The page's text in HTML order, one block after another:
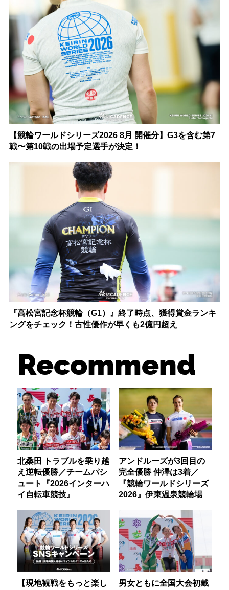
【競輪ワールドシリーズ2026 8月 開催分】G3を含む第7
戦〜第10戦の出場予定選手が決定！
『高松宮記念杯競輪（G1）』終了時点、獲得賞金ランキ
ングをチェック！古性優作が早くも2億円超え
Recommend
北桑田 トラブルを乗り越
え逆転優勝／チームパシ
ュート『2026インターハ
イ自転車競技』
アンドルーズが3回目の
完全優勝 仲澤は3着／
『競輪ワールドシリーズ
2026』伊東温泉競輪場
【現地観戦をもっと楽し
男女ともに全国大会初戴